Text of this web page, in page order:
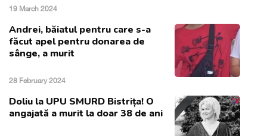
19 March 2024
Andrei, băiatul pentru care s-a
făcut apel pentru donarea de
sânge, a murit
28 February 2024
Doliu la UPU SMURD Bistrița! O
angajată a murit la doar 38 de ani